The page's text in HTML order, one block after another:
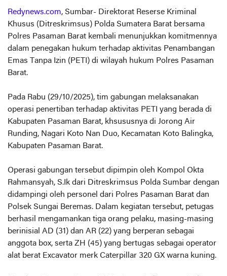
Redynews.com, Sumbar- Direktorat Reserse Kriminal
Khusus (Ditreskrimsus) Polda Sumatera Barat bersama
Polres Pasaman Barat kembali menunjukkan komitmennya
dalam penegakan hukum terhadap aktivitas Penambangan
Emas Tanpa Izin (PETI) di wilayah hukum Polres Pasaman
Barat.
Pada Rabu (29/10/2025), tim gabungan melaksanakan
operasi penertiban terhadap aktivitas PETI yang berada di
Kabupaten Pasaman Barat, khsususnya di Jorong Air
Runding, Nagari Koto Nan Duo, Kecamatan Koto Balingka,
Kabupaten Pasaman Barat.
Operasi gabungan tersebut dipimpin oleh Kompol Okta
Rahmansyah, S.Ik dari Ditreskrimsus Polda Sumbar dengan
didampingi oleh personel dari Polres Pasaman Barat dan
Polsek Sungai Beremas. Dalam kegiatan tersebut, petugas
berhasil mengamankan tiga orang pelaku, masing-masing
berinisial AD (31) dan AR (22) yang berperan sebagai
anggota box, serta ZH (45) yang bertugas sebagai operator
alat berat Excavator merk Caterpillar 320 GX warna kuning.